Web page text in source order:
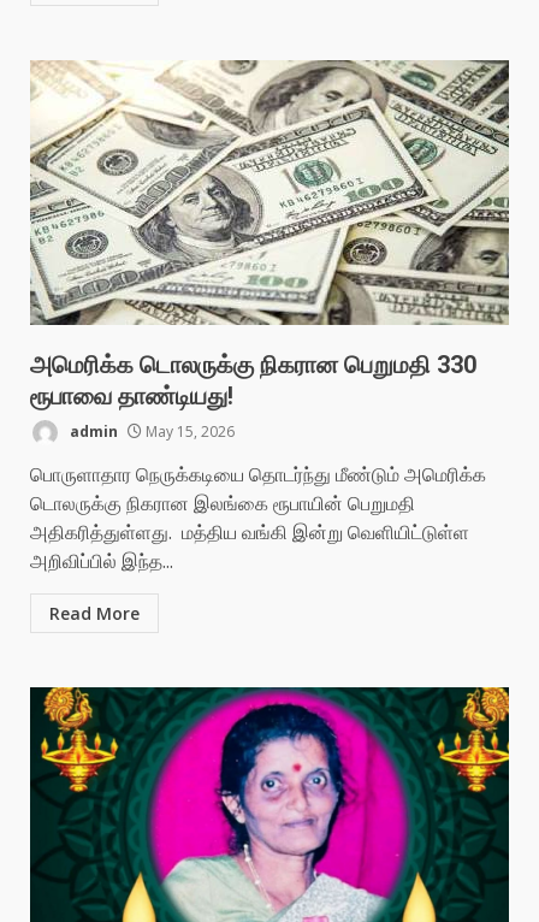
அமெரிக்க டொலருக்கு நிகரான பெறுமதி 330
ரூபாவை தாண்டியது!
admin May 15, 2026
பொருளாதார நெருக்கடியை தொடர்ந்து மீண்டும் அமெரிக்க
டொலருக்கு நிகரான இலங்கை ரூபாயின் பெறுமதி
அதிகரித்துள்ளது. மத்திய வங்கி இன்று வெளியிட்டுள்ள
அறிவிப்பில் இந்த...
Read More